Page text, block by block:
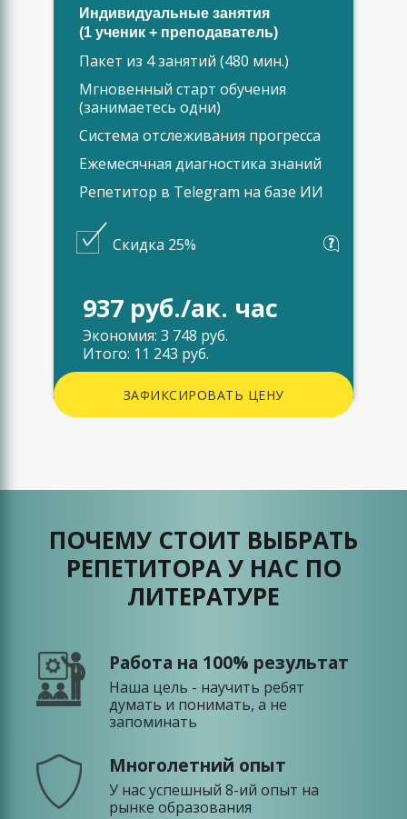
Индивидуальные занятия
(1 ученик + преподаватель)
Пакет из 4 занятий (480 мин.)
Мгновенный старт обучения
(занимаетесь одни)
Система отслеживания прогресса
Ежемесячная диагностика знаний
Репетитор в Telegram на базе ИИ
Скидка 25%
937 руб./ак. час
Экономия: 3 748 руб.
Итого: 11 243 руб.
ЗАФИКСИРОВАТЬ ЦЕНУ
ПОЧЕМУ СТОИТ ВЫБРАТЬ
РЕПЕТИТОРА У НАС ПО
ЛИТЕРАТУРЕ
Работа на 100% результат
Наша цель - научить ребят
думать и понимать, а не
запоминать
Многолетний опыт
У нас успешный 8-ий опыт на
рынке образования